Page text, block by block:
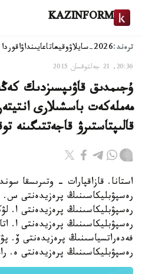
KAZINFORM
ترەند:2026-سايلاۋ وقيعاتاعايىنداۋاقوردا
20:36, 21 جەلتوقسان 2015
ۇجىمدىق قاۋىپسىزدىك
مەملەكەت باسشىلارى
قالىپتاستىرۋ قاجەتتىگىنە
استانا. قازاقپارات - وتىرىسقا
رەسپۋبليكاسىنىڭ پرەزيدەنتى
رەسپۋبليكاسىنىڭ پرەزيدەنتى ا.
رەسپۋبليكاسىنىڭ پرەزيدەنتى ا.
فەدەراتسياسىنىڭ پرەزيدەنتى ۆ.
رەسپۋبليكاسىنىڭ پرەزيدەنتى ە.